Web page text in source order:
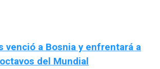
venció a Bosnia y enfrentará a
del Mundial